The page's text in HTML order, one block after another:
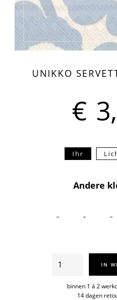
UNIKKO
€
Ihr
Andere
Unikko
servetten
25x25cm
IN
binnen 1 á 2
14 dagen